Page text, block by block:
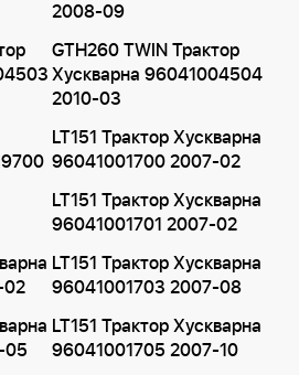
2008-09
GTH260 TWIN Трактор
Хускварна 96041004504
2010-03
LT151 Трактор Хускварна
96041001700 2007-02
LT151 Трактор Хускварна
96041001701 2007-02
LT151 Трактор Хускварна
96041001703 2007-08
05
LT151 Трактор Хускварна
96041001705 2007-10